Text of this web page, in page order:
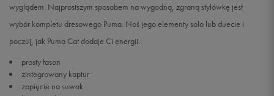
wyglądem. Najprostszym sposobem na wygodną, zgraną stylówkę jest
wybór kompletu dresowego Puma. Noś jego elementy solo lub duecie i
poczuj, jak Puma Cat dodaje Ci energii.
prosty fason
zintegrowany kaptur
zapięcie na suwak